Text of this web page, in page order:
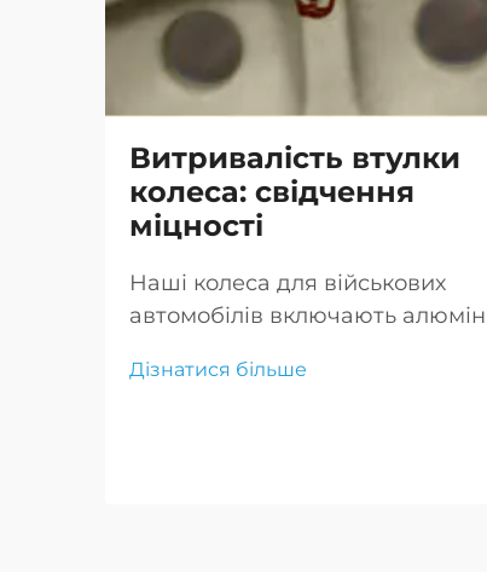
Витривалість втулки
колеса: свідчення
міцності
Наші колеса для військових
автомобілів включають
застосування та легкосплавні
Дізнатися більше